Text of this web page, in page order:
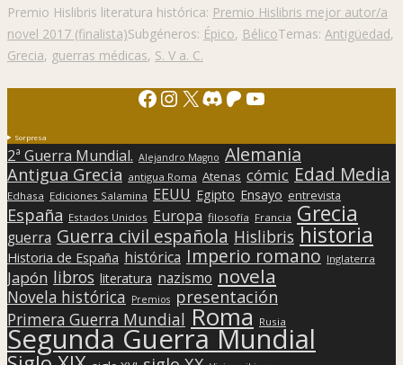
Premio Hislibris literatura histórica: Premio Hislibris mejor autor/a
novel 2017 (finalista)Subgéneros: Épico, BélicoTemas: Antigüedad,
Grecia, guerras médicas, S. V a. C.
Facebook
Instagram
X Discord
Patreon
YouTube
Sorpresa
2ª Guerra Mundial. Alejandro Magno Alemania
Antigua Grecia antigua Roma Atenas cómic Edad Media
Edhasa Ediciones Salamina EEUU Egipto Ensayo entrevista
España Estados Unidos Europa filosofía Francia Grecia
guerra Guerra civil española Hislibris historia
Historia de España histórica Imperio romano Inglaterra
Japón libros literatura nazismo novela
Novela histórica Premios presentación
Primera Guerra Mundial Roma Rusia
Segunda Guerra Mundial